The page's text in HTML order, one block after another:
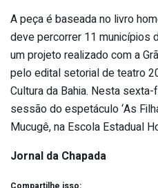
A peça é baseada no livro
deve percorrer 11 municípios
um projeto realizado com a
pelo edital setorial de teatro
Cultura da Bahia. Nesta
sessão do espetáculo ‘As
Mucugê, na Escola Estadual
Jornal da Chapada